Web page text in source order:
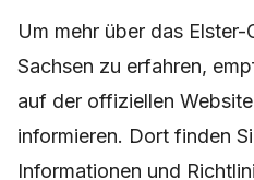
Um mehr über das
Sachsen zu erfahren,
auf der offiziellen
informieren. Dort finden
Informationen und